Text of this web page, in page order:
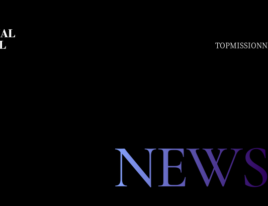
TOPMISSION
NEWS